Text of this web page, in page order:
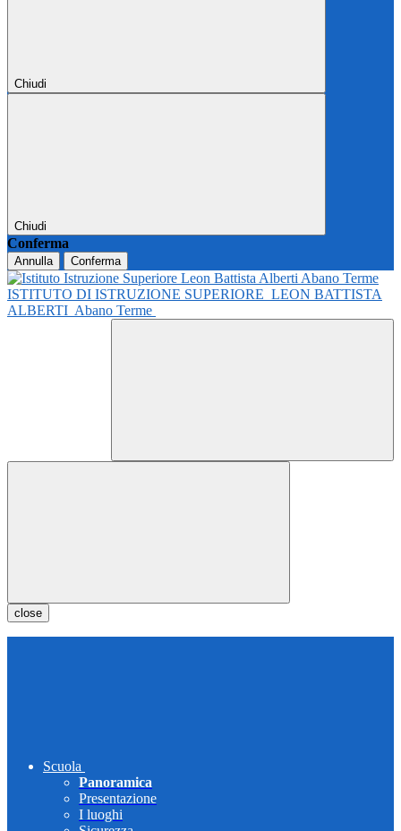
Chiudi
Chiudi
Conferma
Annulla Conferma
ISTITUTO DI ISTRUZIONE SUPERIORE LEON BATTISTA
ALBERTI Abano Terme
close
Scuola
Panoramica
Presentazione
I luoghi